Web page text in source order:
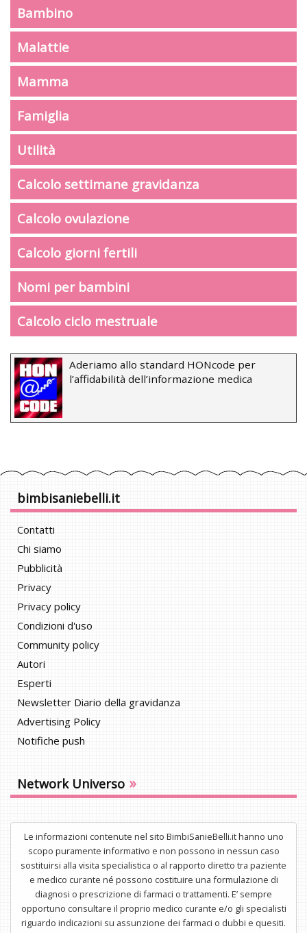
Bambino
Malattie
Mamma
Famiglia
Utilità
Calcolo settimane gravidanza
Calcolo ovulazione
Calcolo giorni fertili
Nomi per bambini
Calcolo ciclo mestruale
Aderiamo allo standard HONcode per
l’affidabilità dell’informazione medica
bimbisaniebelli.it
Contatti
Chi siamo
Pubblicità
Privacy
Privacy policy
Condizioni d'uso
Community policy
Autori
Esperti
Newsletter Diario della gravidanza
Advertising Policy
Notifiche push
Network Universo »
Le informazioni contenute nel sito BimbiSanieBelli.it hanno uno
scopo puramente informativo e non possono in nessun caso
sostituirsi alla visita specialistica o al rapporto diretto tra paziente
e medico curante né possono costituire una formulazione di
diagnosi o prescrizione di farmaci o trattamenti. E’ sempre
opportuno consultare il proprio medico curante e/o gli specialisti
riguardo indicazioni su assunzione dei farmaci o dubbi e quesiti.